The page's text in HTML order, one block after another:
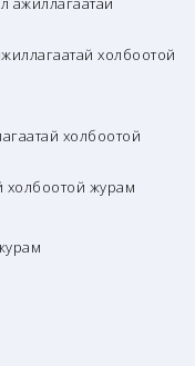
холбоотой
холбоотой
холбоотой журам